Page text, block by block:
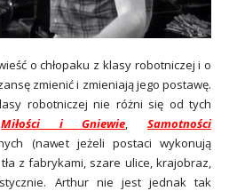
o chłopaku z klasy robotniczej i o
zmienić i zmieniają jego postawę.
robotniczej nie różni się od tych
Miłości i Gniewie,Samotności
(nawet jeżeli postaci wykonują
z fabrykami, szare ulice, krajobraz,
Arthur nie jest jednak tak